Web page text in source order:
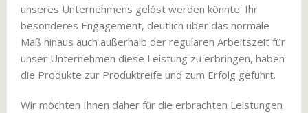
unseres Unternehmens gelöst werden könnte. Ihr
besonderes Engagement, deutlich über das normale
Maß hinaus auch außerhalb der regulären Arbeitszeit für
unser Unternehmen diese Leistung zu erbringen, haben
die Produkte zur Produktreife und zum Erfolg geführt.
Wir möchten Ihnen daher für die erbrachten Leistungen